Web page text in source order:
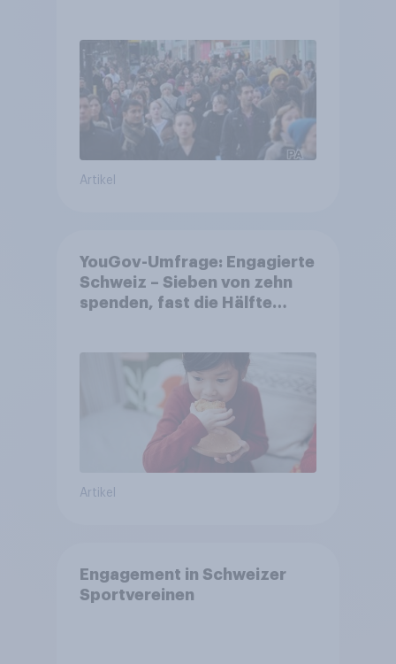
Artikel
YouGov-Umfrage: Engagierte
Schweiz – Sieben von zehn
spenden, fast die Hälfte
Artikel
Engagement in Schweizer
Sportvereinen